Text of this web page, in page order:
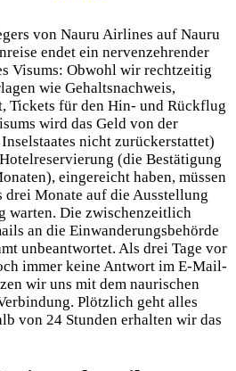
von Nauru Airlines auf Nauru
endet ein nervenzehrender
Visums: Obwohl wir rechtzeitig
wie Gehaltsnachweis,
Tickets für den Hin- und Rückflug
wird das Geld von der
nicht zurückerstattet)
(die Bestätigung
eingereicht haben, müssen
drei Monate auf die Ausstellung
warten. Die zwischenzeitlich
an die Einwanderungsbehörde
unbeantwortet. Als drei Tage vor
immer keine Antwort im E-Mail-
wir uns mit dem naurischen
Plötzlich geht alles
von 24 Stunden erhalten wir das